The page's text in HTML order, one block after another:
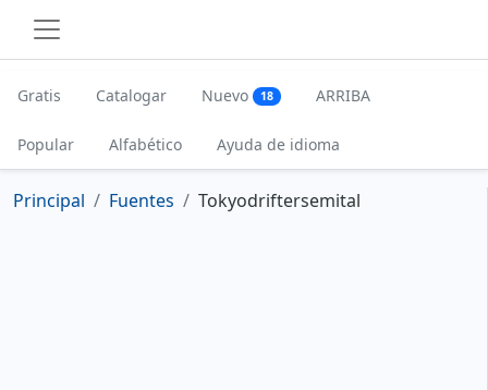
Gratis Catalogar Nuevo 18 ARRIBA
Popular Alfabético Ayuda de idioma
Principal Fuentes Tokyodriftersemital